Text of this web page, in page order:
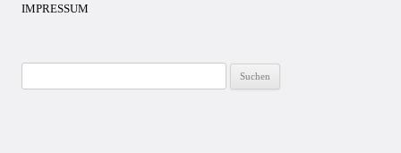
IMPRESSUM
nach: